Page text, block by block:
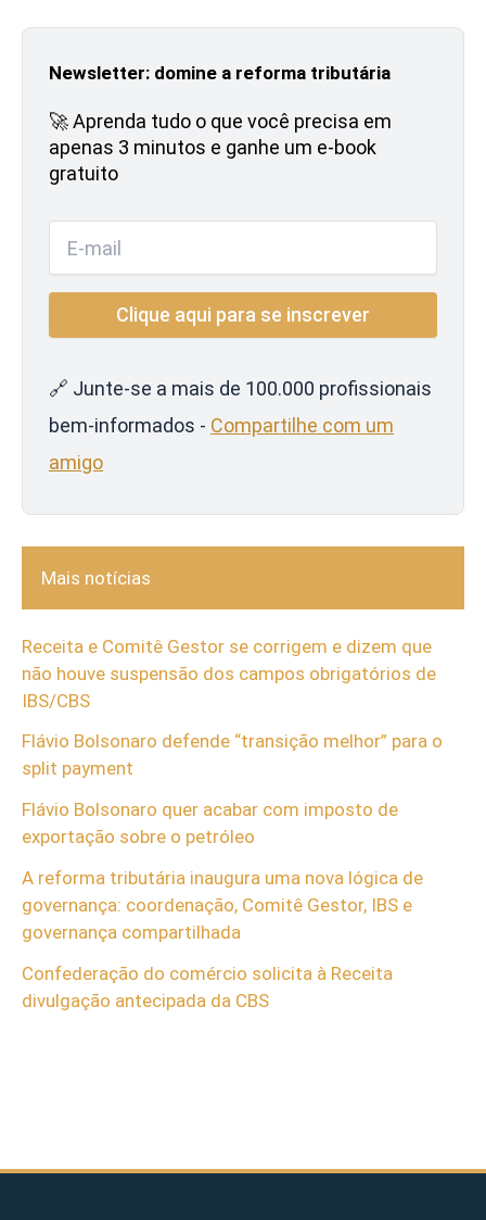
Newsletter: domine a reforma tributária
🚀 Aprenda tudo o que você precisa em
apenas 3 minutos e ganhe um e-book
gratuito
🔗 Junte-se a mais de 100.000 profissionais
bem-informados - Compartilhe com um
amigo
Mais notícias
Receita e Comitê Gestor se corrigem e dizem que
não houve suspensão dos campos obrigatórios de
IBS/CBS
Flávio Bolsonaro defende “transição melhor” para o
split payment
Flávio Bolsonaro quer acabar com imposto de
exportação sobre o petróleo
A reforma tributária inaugura uma nova lógica de
governança: coordenação, Comitê Gestor, IBS e
governança compartilhada
Confederação do comércio solicita à Receita
divulgação antecipada da CBS